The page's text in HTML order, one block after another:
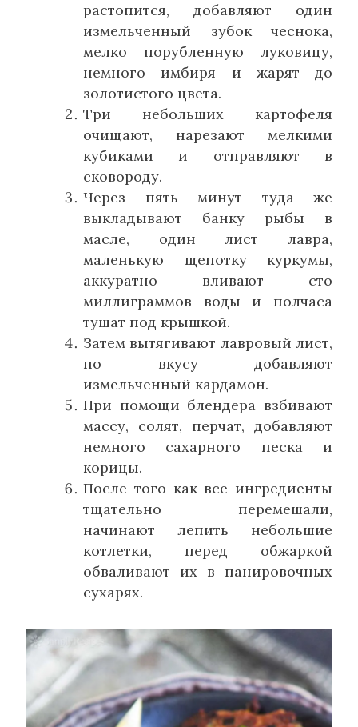
растопится, добавляют один
измельченный зубок чеснока,
мелко порубленную луковицу,
немного имбиря и жарят до
золотистого цвета.
Три небольших картофеля
очищают, нарезают мелкими
кубиками и отправляют в
сковороду.
Через пять минут туда же
выкладывают банку рыбы в
масле, один лист лавра,
маленькую щепотку куркумы,
аккуратно вливают сто
миллиграммов воды и полчаса
тушат под крышкой.
Затем вытягивают лавровый лист,
по вкусу добавляют
измельченный кардамон.
При помощи блендера взбивают
массу, солят, перчат, добавляют
немного сахарного песка и
корицы.
После того как все ингредиенты
тщательно перемешали,
начинают лепить небольшие
котлетки, перед обжаркой
обваливают их в панировочных
сухарях.